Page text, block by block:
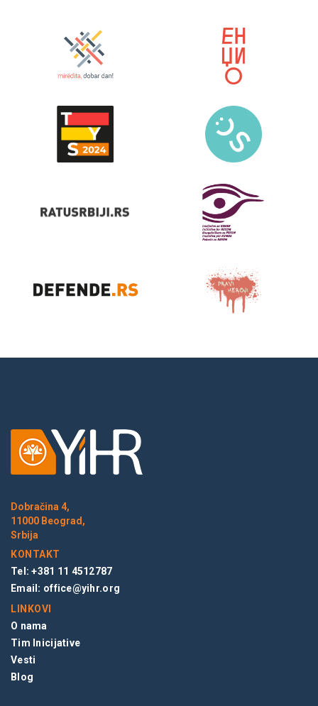
Dobračina 4,
11000 Beograd,
Srbija
KONTAKT
Tel: +381 11 4512787
Email: office@yihr.org
LINKOVI
O nama
Tim Inicijative
Vesti
Blog